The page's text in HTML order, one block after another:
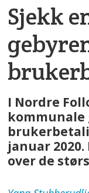
Sjekk
I Nordre
kommunale
januar
over de